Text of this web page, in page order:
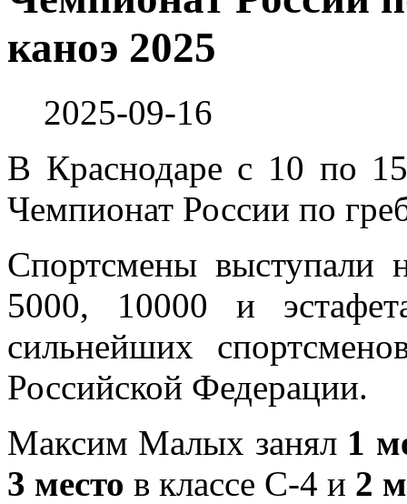
каноэ 2025
2025-09-16
В Краснодаре с 10 по
Чемпионат России по
Спортсмены выступали
5000, 10000 и
сильнейших
Российской Федерации.
Максим Малых занял 1
3 место в классе С-4 и 2